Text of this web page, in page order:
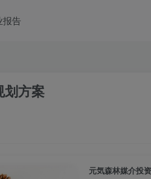
报告
划方案
元気森林媒介投